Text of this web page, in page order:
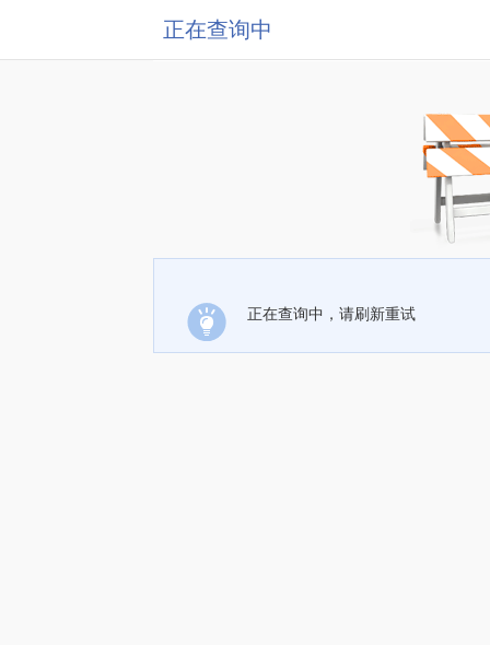
正在查询中
正在查询中，请刷新重试